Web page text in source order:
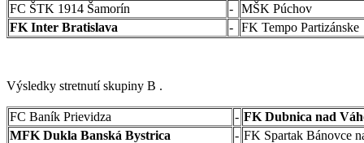
FC ŠTK 1914 Šamorín
- MŠK Púchov
FK Inter Bratislava
- FK Tempo Partizánske
Výsledky stretnutí skupiny B .
FC Baník Prievidza - FK Dubnica nad
MFK Dukla Banská Bystrica
- FK Spartak Bánovce